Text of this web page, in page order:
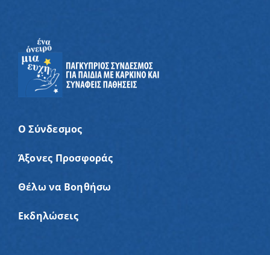
Ο Σύνδεσμος
Άξονες Προσφοράς
Θέλω να Βοηθήσω
Εκδηλώσεις